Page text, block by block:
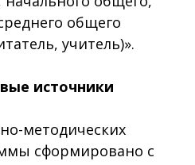
общего
учитель)».
источники
методических
сформировано с